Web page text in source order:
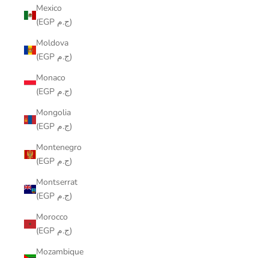
Mexico
(EGP ج.م)
Moldova
(EGP ج.م)
Monaco
(EGP ج.م)
Mongolia
(EGP ج.م)
Montenegro
(EGP ج.م)
Montserrat
(EGP ج.م)
Morocco
(EGP ج.م)
Mozambique